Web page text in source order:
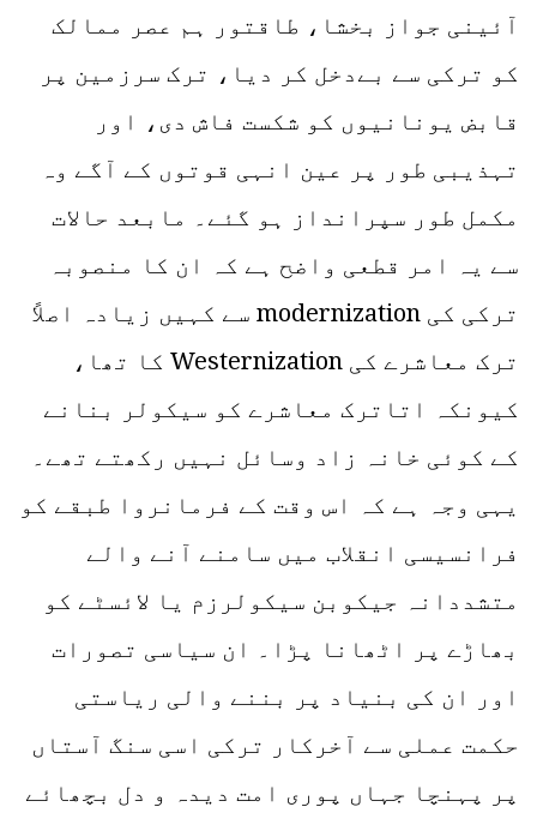
آئینی جواز بخشا، طاقتور ہم عصر ممالک
کو ترکی سے بےدخل کر دیا، ترک سرزمین پر
قابض یونانیوں کو شکست فاش دی، اور
تہذیبی طور پر عین انہی قوتوں کے آگے وہ
مکمل طور سپرانداز ہو گئے۔ مابعد حالات
سے یہ امر قطعی واضح ہے کہ ان کا منصوبہ
ترکی کی modernization سے کہیں زیادہ اصلاً
ترک معاشرے کی Westernization کا تھا،
کیونکہ اتاترک معاشرے کو سیکولر بنانے
کے کوئی خانہ زاد وسائل نہیں رکھتے تھے۔
یہی وجہ ہے کہ اس وقت کے فرمانروا طبقے کو
فرانسیسی انقلاب میں سامنے آنے والے
متشددانہ جیکوبن سیکولرزم یا لائسٹے کو
بھاڑے پر اٹھانا پڑا۔ ان سیاسی تصورات
اور ان کی بنیاد پر بننے والی ریاستی
حکمت عملی سے آخرکار ترکی اسی سنگ آستاں
پر پہنچا جہاں پوری امت دیدہ و دل بچھائے